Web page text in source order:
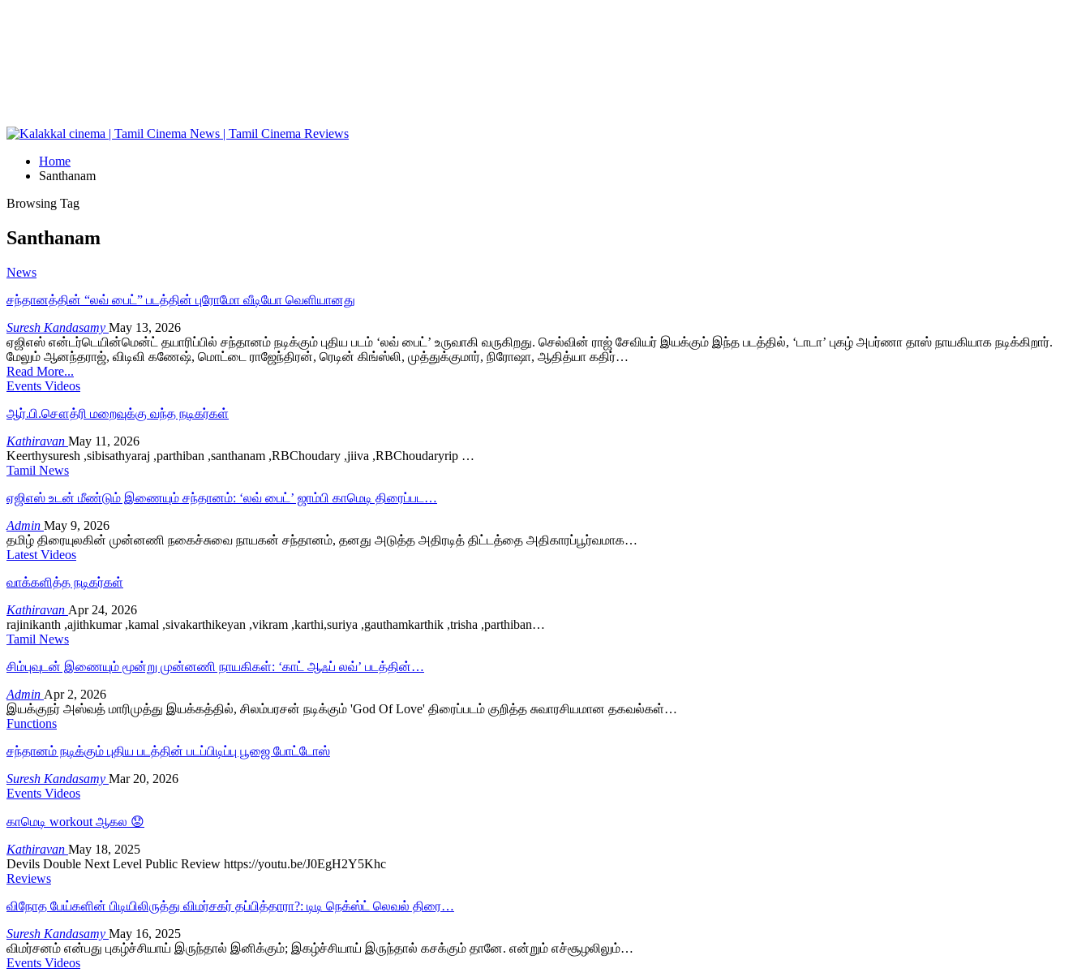
Home
Santhanam
Browsing Tag
Santhanam
News
சந்தானத்தின் “லவ் பைட்” படத்தின் புரோமோ வீடியோ வெளியானது
Suresh Kandasamy May 13, 2026
ஏஜிஎஸ் என்டர்டெயின்மென்ட் தயாரிப்பில் சந்தானம் நடிக்கும் புதிய படம் ‘லவ் பைட்’ உருவாகி வருகிறது. செல்வின் ராஜ் சேவியர் இயக்கும் இந்த படத்தில், ‘டாடா’ புகழ் அபர்ணா தாஸ் நாயகியாக நடிக்கிறார்.
மேலும் ஆனந்தராஜ், விடிவி கணேஷ், மொட்டை ராஜேந்திரன், ரெடின் கிங்ஸ்லி, முத்துக்குமார், நிரோஷா, ஆதித்யா கதிர்…
Read More...
Events Videos
ஆர்.பி.சௌத்ரி மறைவுக்கு வந்த நடிகர்கள்
Kathiravan May 11, 2026
Keerthysuresh ,sibisathyaraj ,parthiban ,santhanam ,RBChoudary ,jiiva ,RBChoudaryrip …
Tamil News
ஏஜிஎஸ் உடன் மீண்டும் இணையும் சந்தானம்: ‘லவ் பைட்’ ஜாம்பி காமெடி திரைப்பட…
Admin May 9, 2026
தமிழ் திரையுலகின் முன்னணி நகைச்சுவை நாயகன் சந்தானம், தனது அடுத்த அதிரடித் திட்டத்தை அதிகாரப்பூர்வமாக…
Latest Videos
வாக்களித்த நடிகர்கள்
Kathiravan Apr 24, 2026
rajinikanth ,ajithkumar ,kamal ,sivakarthikeyan ,vikram ,karthi,suriya ,gauthamkarthik ,trisha ,parthiban…
Tamil News
சிம்புவுடன் இணையும் மூன்று முன்னணி நாயகிகள்: ‘காட் ஆஃப் லவ்’ படத்தின்…
Admin Apr 2, 2026
இயக்குநர் அஸ்வத் மாரிமுத்து இயக்கத்தில், சிலம்பரசன் நடிக்கும் 'God Of Love' திரைப்படம் குறித்த சுவாரசியமான தகவல்கள்…
Functions
சந்தானம் நடிக்கும் புதிய படத்தின் படப்பிடிப்பு பூஜை போட்டோஸ்
Suresh Kandasamy Mar 20, 2026
Events Videos
காமெடி workout ஆகல 😟
Kathiravan May 18, 2025
Devils Double Next Level Public Review https://youtu.be/J0EgH2Y5Khc
Reviews
விநோத பேய்களின் பிடியிலிருத்து விமர்சகர் தப்பித்தாரா?: டிடி நெக்ஸ்ட் லெவல் திரை…
Suresh Kandasamy May 16, 2025
விமர்சனம் என்பது புகழ்ச்சியாய் இருந்தால் இனிக்கும்; இகழ்ச்சியாய் இருந்தால் கசக்கும் தானே. என்றும் எச்சூழலிலும்…
Events Videos